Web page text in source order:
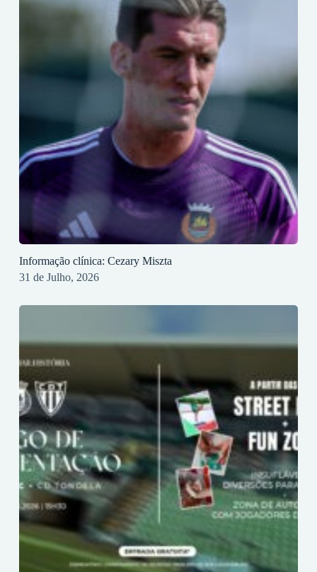
Informação clínica: Cezary Miszta
31 de Julho, 2026